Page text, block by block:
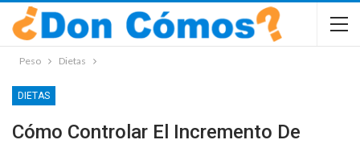
Peso Dietas
DIETAS
Cómo Controlar El Incremento De